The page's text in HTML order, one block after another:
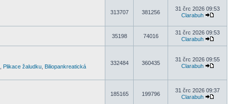
313707 381256
31 črc 2026 09:53
Clarabuh
35198 74016
31 črc 2026 09:53
Clarabuh
Plikace žaludku Biliopankreatická
332484 360435
31 črc 2026 09:55
Clarabuh
185165 199796
31 črc 2026 09:37
Clarabuh